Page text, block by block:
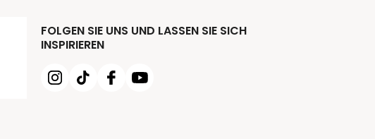
FOLGEN SIE UNS UND LASSEN SIE SICH
INSPIRIEREN